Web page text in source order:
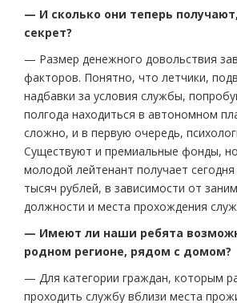
— И сколько они теперь
секрет?
— Размер денежного довольствия
факторов. Понятно, что летчики,
надбавки за условия службы,
полгода находиться в автономном
сложно, и в первую очередь,
Существуют и премиальные фонды,
молодой лейтенант получает
тысяч рублей, в зависимости от
должности и места прохождения
— Имеют ли наши ребята
родном регионе, рядом с домом?
— Для категории граждан, которым
проходить службу вблизи места